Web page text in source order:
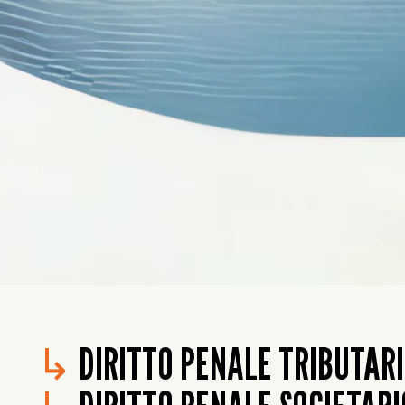
↳ DIRITTO PENALE